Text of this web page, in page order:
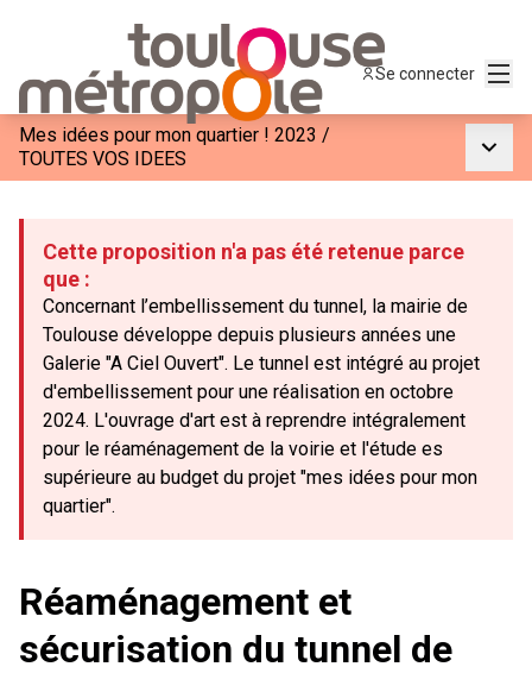
Se connecter
Mes idées pour mon quartier ! 2023 /
TOUTES VOS IDEES
Cette proposition n'a pas été retenue parce
que :
Concernant l’embellissement du tunnel, la mairie de
Toulouse développe depuis plusieurs années une
Galerie "A Ciel Ouvert". Le tunnel est intégré au projet
d'embellissement pour une réalisation en octobre
2024. L'ouvrage d'art est à reprendre intégralement
pour le réaménagement de la voirie et l'étude es
supérieure au budget du projet "mes idées pour mon
quartier".
Réaménagement et
sécurisation du tunnel de